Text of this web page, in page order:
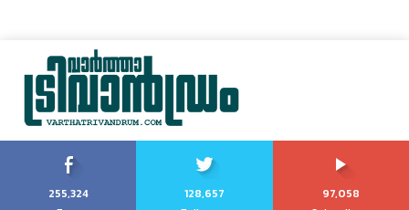
255,324
128,657
97,058